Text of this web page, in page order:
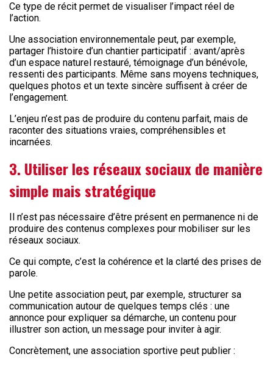
Ce type de récit permet de visualiser l’impact réel de
l’action.
Une association environnementale peut, par exemple,
partager l’histoire d’un chantier participatif : avant/après
d’un espace naturel restauré, témoignage d’un bénévole,
ressenti des participants. Même sans moyens techniques,
quelques photos et un texte sincère suffisent à créer de
l’engagement.
L’enjeu n’est pas de produire du contenu parfait, mais de
raconter des situations vraies, compréhensibles et
incarnées.
3. Utiliser les réseaux sociaux de manière
simple mais stratégique
Il n’est pas nécessaire d’être présent en permanence ni de
produire des contenus complexes pour mobiliser sur les
réseaux sociaux.
Ce qui compte, c’est la cohérence et la clarté des prises de
parole.
Une petite association peut, par exemple, structurer sa
communication autour de quelques temps clés : une
annonce pour expliquer sa démarche, un contenu pour
illustrer son action, un message pour inviter à agir.
Concrètement, une association sportive peut publier :